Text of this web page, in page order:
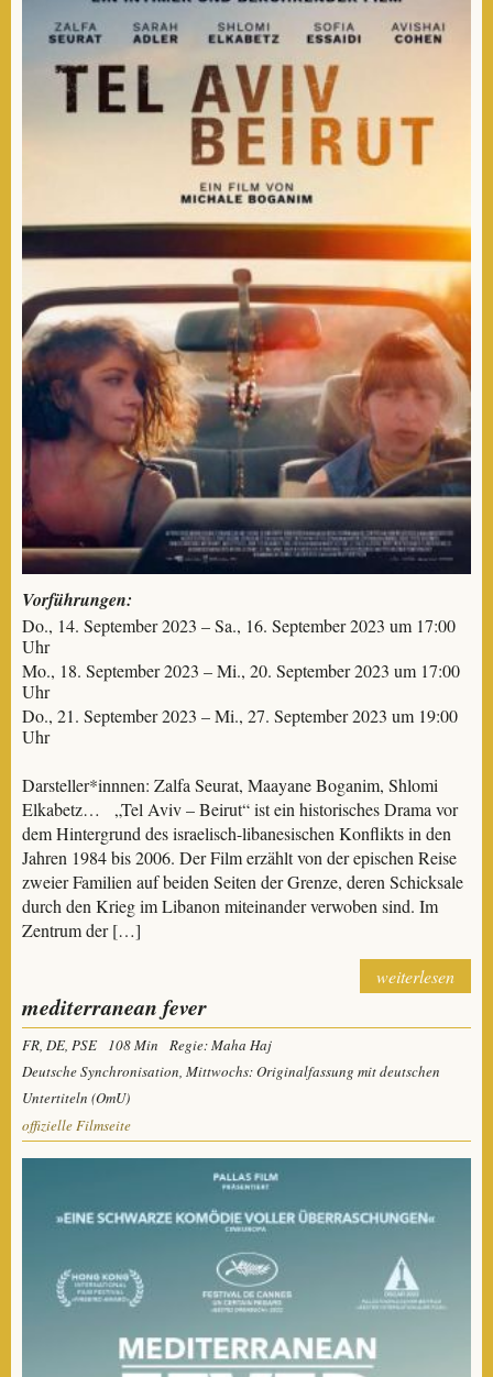
Vorführungen:
Do., 14. September 2023 – Sa., 16. September 2023 um 17:00
Uhr
Mo., 18. September 2023 – Mi., 20. September 2023 um 17:00
Uhr
Do., 21. September 2023 – Mi., 27. September 2023 um 19:00
Uhr
Darsteller*innnen: Zalfa Seurat, Maayane Boganim, Shlomi
Elkabetz… „Tel Aviv – Beirut“ ist ein historisches Drama vor
dem Hintergrund des israelisch-libanesischen Konflikts in den
Jahren 1984 bis 2006. Der Film erzählt von der epischen Reise
zweier Familien auf beiden Seiten der Grenze, deren Schicksale
durch den Krieg im Libanon miteinander verwoben sind. Im
Zentrum der […]
weiterlesen
mediterranean fever
FR, DE, PSE 108 Min
Regie: Maha Haj
Deutsche Synchronisation, Mittwochs: Originalfassung mit deutschen
Untertiteln (OmU)
offizielle Filmseite